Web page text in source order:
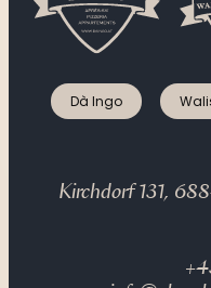
Dà Ingo
Kirchdorf 131,